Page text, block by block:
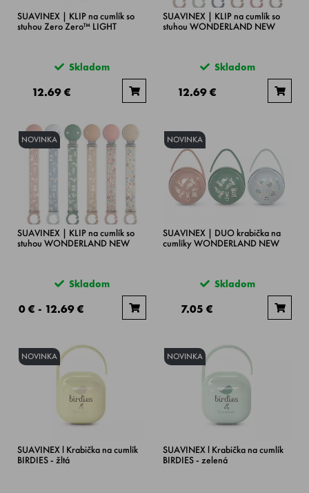
SUAVINEX | KLIP na cumlík so
stuhou Zero Zero™ LIGHT
Skladom
12.69 €
SUAVINEX | KLIP na cumlík so
stuhou WONDERLAND NEW
Skladom
12.69 €
NOVINKA
SUAVINEX | KLIP na cumlík so
stuhou WONDERLAND NEW
Skladom
0 € - 12.69 €
NOVINKA
SUAVINEX | DUO krabička na
cumlíky WONDERLAND NEW
Skladom
7.05 €
NOVINKA
SUAVINEX l Krabička na cumlík
BIRDIES - žltá
NOVINKA
SUAVINEX l Krabička na cumlík
BIRDIES - zelená